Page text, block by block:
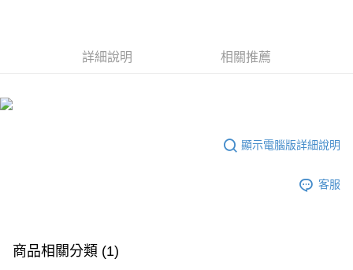
海外配送(港澳)
詳細說明 相關推薦
顯示電腦版詳細說明
客服
商品相關分類 (1)